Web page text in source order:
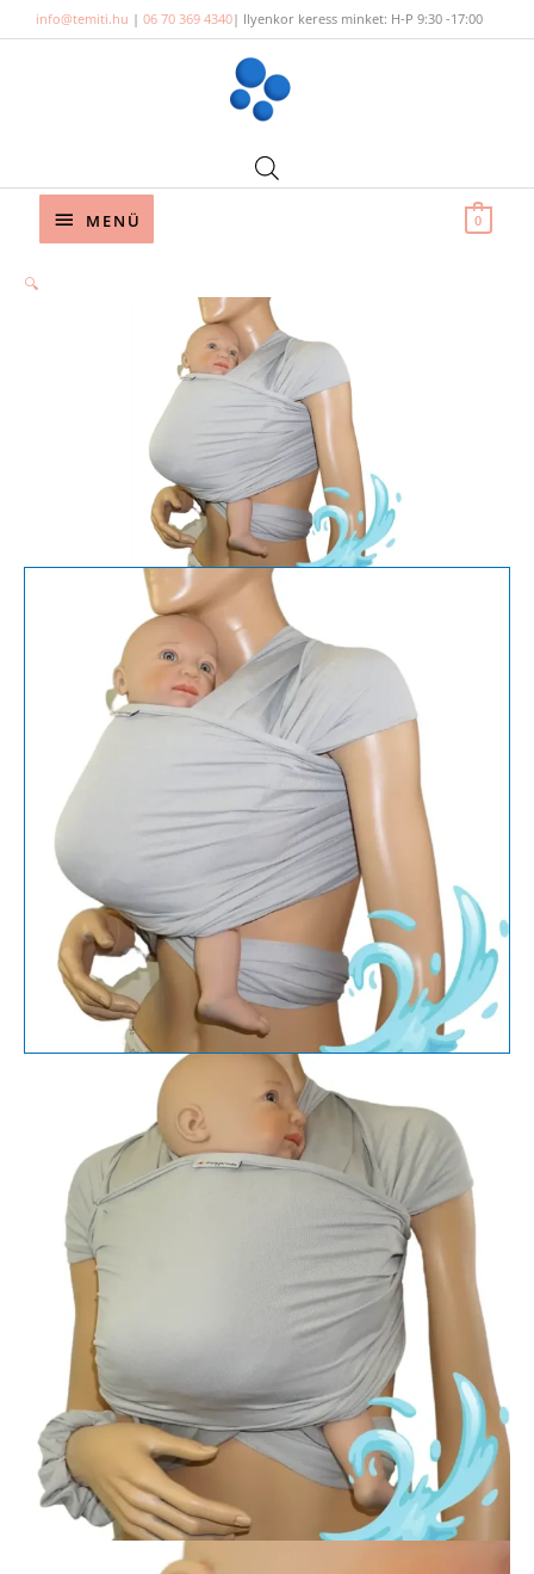
to
info@temiti.hu | 06 70 369 4340| Ilyenkor keress minket: H-P 9:30 -17:00
Below
MENÜ 0
🔍
Magyarinda®